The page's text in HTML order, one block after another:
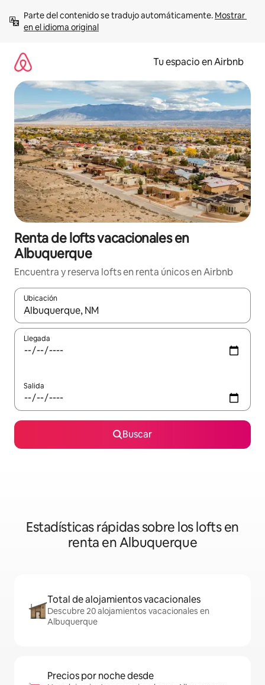
contenido
Parte del contenido se tradujo automáticamente. Mostrar
en el idioma original
Tu espacio en Airbnb
Renta de lofts vacacionales en
Albuquerque
Encuentra y reserva lofts en renta únicos en Airbnb
Ubicación
Cuando los resultados estén disponibles, podrás navegar
Llegada
Salida
Buscar
Estadísticas rápidas sobre los lofts en
renta en Albuquerque
Total de alojamientos vacacionales
Descubre 20 alojamientos vacacionales en
Albuquerque
Precios por noche desde